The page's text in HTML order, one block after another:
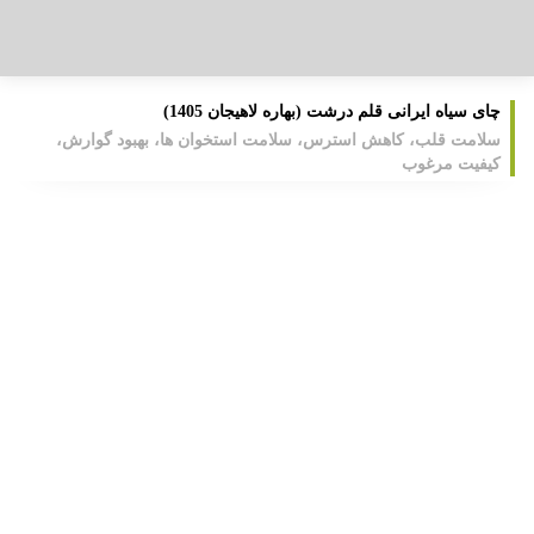
چای سیاه ایرانی قلم درشت (بهاره لاهیجان 1405)
سلامت قلب، کاهش استرس، سلامت استخوان ها، بهبود گوارش،
کیفیت مرغوب